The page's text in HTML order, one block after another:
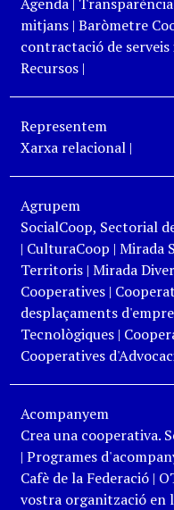
mitjans| Baròmetre
contractació de
Recursos|
Representem
Xarxa relacional|
Agrupem
SocialCoop, Sectorial
| CulturaCoop | Mirada
Territoris| Mirada
Cooperatives|
desplaçaments
Tecnològiques|
Cooperatives
Acompanyem
Crea una cooperativa.
| Programes
Cafè de la Federació|
vostra organització en